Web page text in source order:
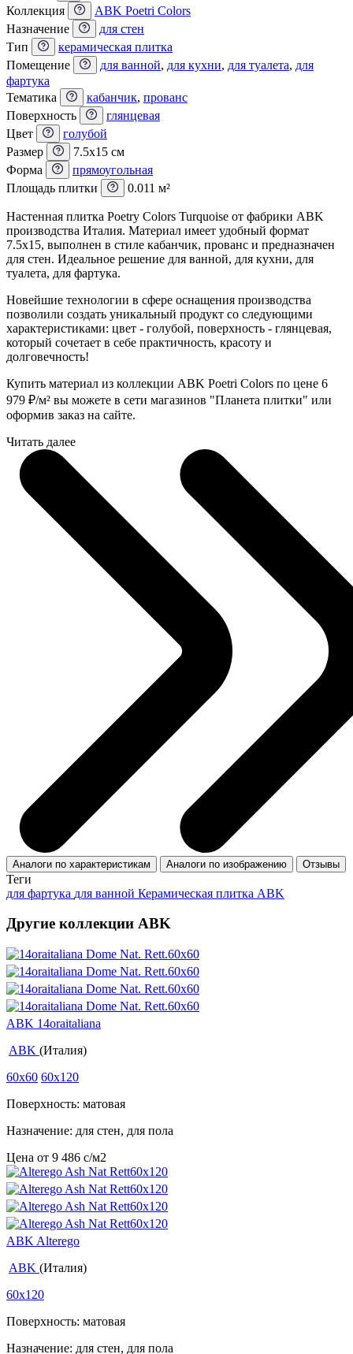
Коллекция
ABK Poetri Colors
Назначение
для стен
Тип
керамическая плитка
Помещение
для ванной, для кухни, для туалета, для
фартука
Тематика
кабанчик, прованс
Поверхность
глянцевая
Цвет
голубой
Размер
7.5x15 см
Форма
прямоугольная
Площадь плитки
0.011 м²
Настенная плитка Poetry Colors Turquoise от фабрики ABK
производства Италия. Материал имеет удобный формат
7.5x15, выполнен в стиле кабанчик, прованс и предназначен
для стен. Идеальное решение для ванной, для кухни, для
туалета, для фартука.
Новейшие технологии в сфере оснащения производства
позволили создать уникальный продукт со следующими
характеристиками: цвет - голубой, поверхность - глянцевая,
который сочетает в себе практичность, красоту и
долговечность!
Купить материал из коллекции ABK Poetri Colors по цене 6
979 ₽/м² вы можете в сети магазинов "Планета плитки" или
оформив заказ на сайте.
Читать далее
Аналоги по характеристикам Аналоги по изображению Отзывы
Теги
для фартука для ванной Керамическая плитка ABK
Другие коллекции ABK
ABK 14oraitaliana
ABK (Италия)
60x60 60x120
Поверхность: матовая
Назначение: для стен, для пола
Цена от 9 486 c/м2
ABK Alterego
ABK (Италия)
60x120
Поверхность: матовая
Назначение: для стен, для пола